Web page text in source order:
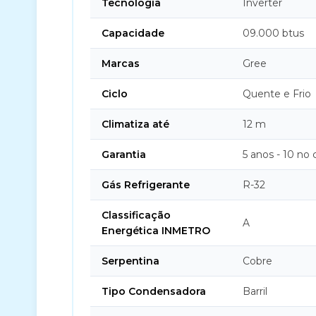
Tecnologia Inverter
Capacidade 09.000 btus
Marcas Gree
Ciclo Quente e Frio
Climatiza até 12 m
Garantia 5 anos - 10 no
Gás Refrigerante R-32
Classificação
Energética INMETRO
A
Serpentina Cobre
Tipo Condensadora Barril